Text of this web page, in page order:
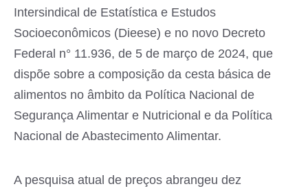
Intersindical de Estatística e Estudos
Socioeconômicos (Dieese) e no novo Decreto
Federal n° 11.936, de 5 de março de 2024, que
dispõe sobre a composição da cesta básica de
alimentos no âmbito da Política Nacional de
Segurança Alimentar e Nutricional e da Política
Nacional de Abastecimento Alimentar.
A pesquisa atual de preços abrangeu dez